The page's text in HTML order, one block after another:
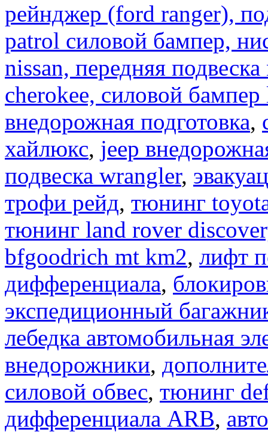
рейнджер (ford ranger),
patrol силовой бампер,
nissan, передняя подвеска
cherokee, силовой
внедорожная подготовка,
хайлюкс, jeep
подвеска wrangler,
трофи рейд, тюнинг
тюнинг land rover
bfgoodrich mt km2, лифт
дифференциала,
экспедиционный
лебедка автомобильная
внедорожники,
силовой обвес, тюнинг
дифференциала ARB,